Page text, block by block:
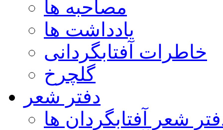
مصاحبه ها
یادداشت ها
خاطرات آفتابگردانی
گلچرخ
دفتر شعر
شعر آفتابگردان ها